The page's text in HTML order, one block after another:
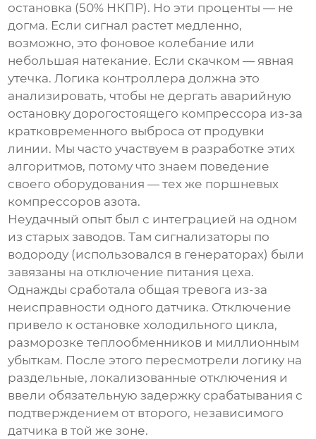
остановка (50% НКПР). Но эти проценты — не
догма. Если сигнал растет медленно,
возможно, это фоновое колебание или
небольшая натекание. Если скачком — явная
утечка. Логика контроллера должна это
анализировать, чтобы не дергать аварийную
остановку дорогостоящего компрессора из-за
кратковременного выброса от продувки
линии. Мы часто участвуем в разработке этих
алгоритмов, потому что знаем поведение
своего оборудования — тех же поршневых
компрессоров азота.
Неудачный опыт был с интеграцией на одном
из старых заводов. Там сигнализаторы по
водороду (использовался в генераторах) были
завязаны на отключение питания цеха.
Однажды сработала общая тревога из-за
неисправности одного датчика. Отключение
привело к остановке холодильного цикла,
разморозке теплообменников и миллионным
убыткам. После этого пересмотрели логику на
раздельные, локализованные отключения и
ввели обязательную задержку срабатывания с
подтверждением от второго, независимого
датчика в той же зоне.